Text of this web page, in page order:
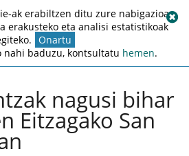
nagusi bihar
Eitzagako San
ak erabiltzen ditu zure nabigazioa
erakusteko eta analisi estatistikoak
Onartu
nahi baduzu, kontsultatu hemen.